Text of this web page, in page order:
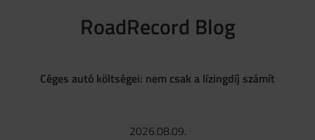
RoadRecord Blog
Céges autó költségei: nem csak a lízingdíj számít
2026.08.09.